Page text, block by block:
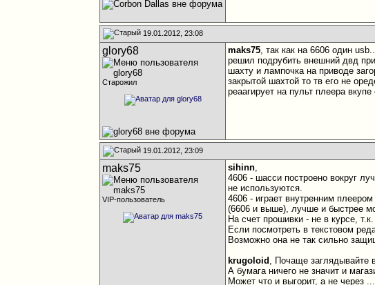
19.01.2012, 23:08
glory68
Старожил
maks75, так как на 6606 один
решил подрубить внешний двд
шахту и лампочка на приводе
закрытой шахтой то тв его не
реаагирует на пульт плеера
19.01.2012, 23:09
maks75
VIP-пользователь
sihinn,
4606 - шасси построено вокруг
не используются.
4606 - играет внутренним
(6606 и выше), лучше и быстрее
На счет прошивки - не в курсе,
Если посмотреть в текстовом
Возможно она не так сильно
krugoloid , Почаще заглядывайте
А бумага ничего не значит и
Может что и выгорит, а не через